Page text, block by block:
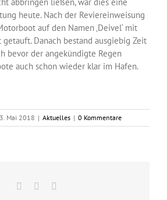
heute. Nach der Reviereinweisung
auf den Namen ‚Deivel‘ mit
getauft. Danach bestand ausgiebig Zeit
bevor der angekündigte Regen
auch schon wieder klar im Hafen.
Mai 2018 | Aktuelles | 0 Kommentare
Facebook